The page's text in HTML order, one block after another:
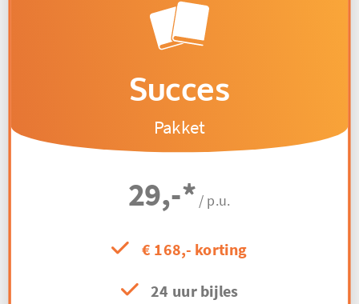
Succes
Pakket
29,-* / p.u.
€ 168,- korting
24 uur bijles